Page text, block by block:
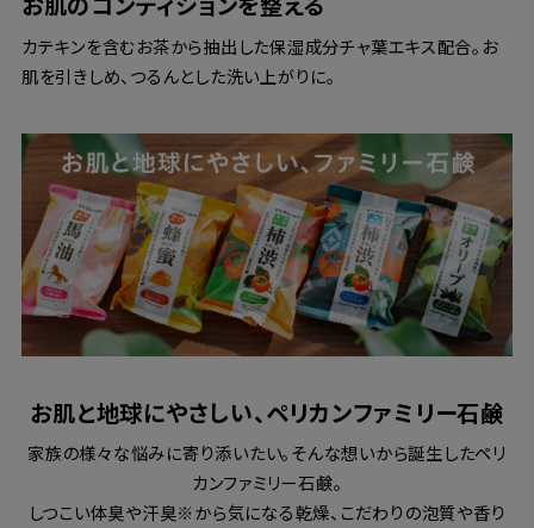
カテキンを含むお茶から抽出した保湿成分チャ葉エキス配合。お
肌を引きしめ、つるんとした洗い上がりに。
お肌と地球にやさしい、ペリカンファミリー石鹸
家族の様々な悩みに寄り添いたい。そんな想いから誕生したペリ
カンファミリー石鹸。
しつこい体臭や汗臭※から気になる乾燥、こだわりの泡質や香り